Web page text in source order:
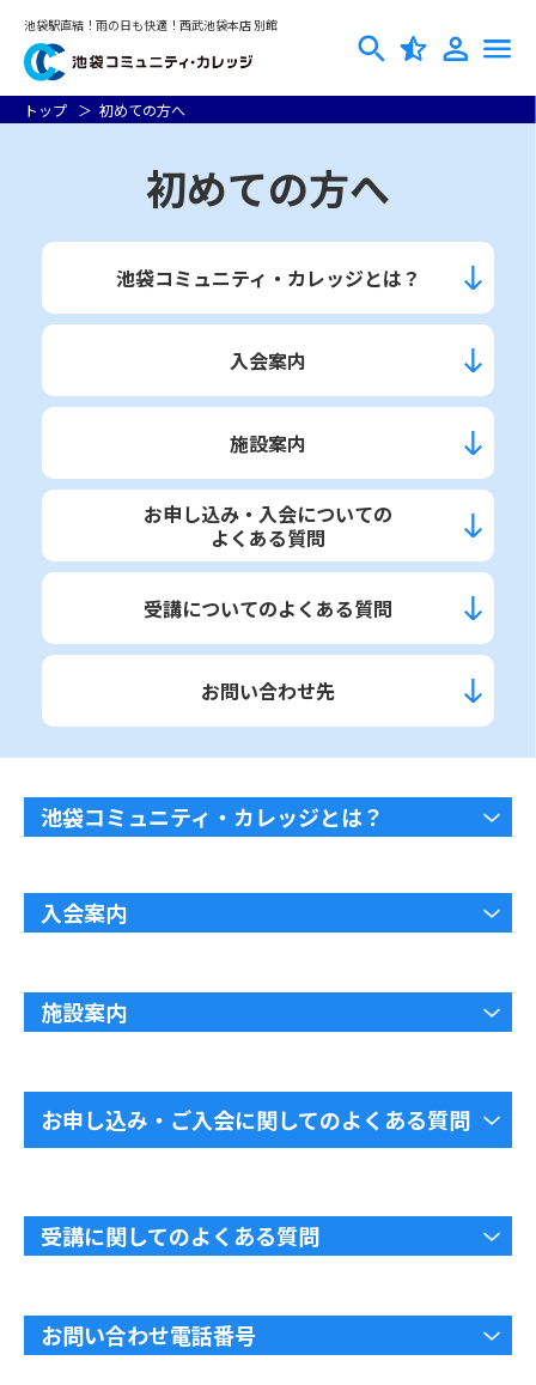
池袋駅直結！雨の日も快適！西武池袋本店 別館
トップ 初めての方へ
初めての方へ
池袋コミュニティ・カレッジとは？
入会案内
施設案内
お申し込み・入会についての
よくある質問
受講についてのよくある質問
お問い合わせ先
池袋コミュニティ・カレッジとは？
入会案内
施設案内
お申し込み・ご入会に関してのよくある質問
受講に関してのよくある質問
お問い合わせ電話番号